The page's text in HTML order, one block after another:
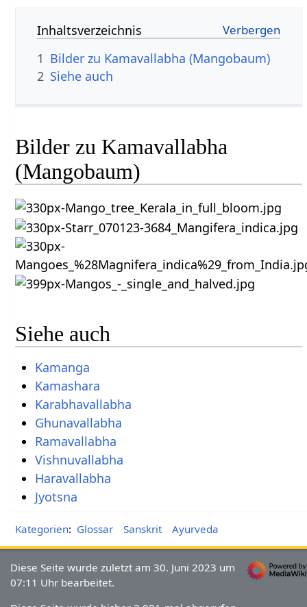
Inhaltsverzeichnis
1 Bilder zu Kamavallabha (Mangobaum)
2 Siehe auch
Bilder zu Kamavallabha
(Mangobaum)
Siehe auch
Kamanga
Kamashara
Karabhavallabha
Ghunavallabha
Ramavallabha
Vishnuvallabha
Haravallabha
Jyotsna
Kategorien: Glossar Sanskrit Ayurveda
Diese Seite wurde zuletzt am 30. Juni 2023 um
07:11 Uhr bearbeitet.